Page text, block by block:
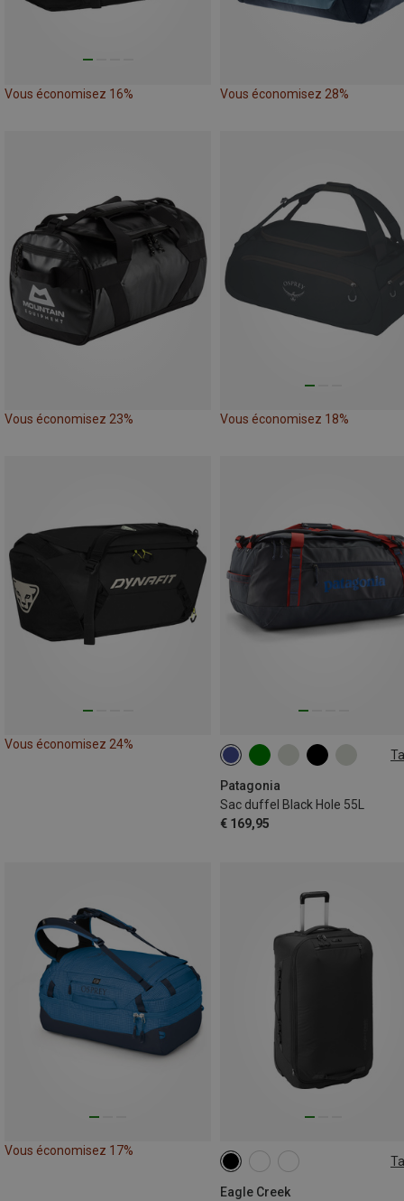
Vous économisez 16% Vous économisez 28%
Vous économisez 23% Vous économisez 18%
Vous économisez 24%
Patagonia
Sac duffel Black Hole 55L
€ 169,95
55L
Vous économisez 17%
Eagle Creek
105L